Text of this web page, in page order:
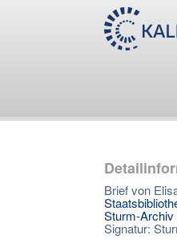
Brief von
Sturm-Archiv
Signatur: